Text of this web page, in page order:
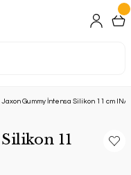
Jaxon Gummy İntensa Silikon 11 cm
11